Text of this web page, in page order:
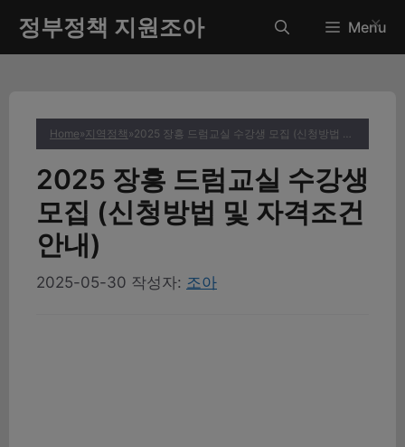
츠
정부정책 지원조아 Menu
Home»지역정책 » 2025 장흥 드럼교실 수강생 모집 (신청방법 및 자격조건 안내)
2025 장흥 드럼교실 수강생
모집 (신청방법 및 자격조건
안내)
2025-05-30 작성자: 조아
✕